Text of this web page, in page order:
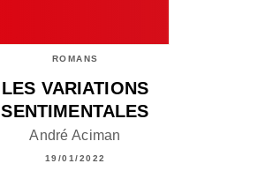
ROMANS
LES VARIATIONS
SENTIMENTALES
André Aciman
19/01/2022